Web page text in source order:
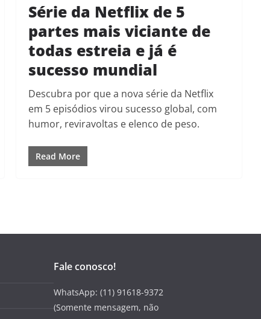
Série da Netflix de 5
partes mais viciante de
todas estreia e já é
sucesso mundial
Descubra por que a nova série da Netflix
em 5 episódios virou sucesso global, com
humor, reviravoltas e elenco de peso.
Read More
Fale conosco!
WhatsApp: (11) 91618-9372
(Somente mensagem, não